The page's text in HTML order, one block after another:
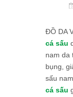
ĐỒ DA
cá sấu
nam da
bụng,
sấu
cá sấu